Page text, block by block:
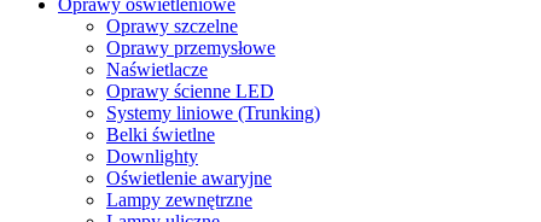
Oprawy szczelne
Oprawy przemysłowe
Naświetlacze
Oprawy ścienne LED
Systemy liniowe (Trunking)
Belki świetlne
Downlighty
Oświetlenie awaryjne
Lampy zewnętrzne